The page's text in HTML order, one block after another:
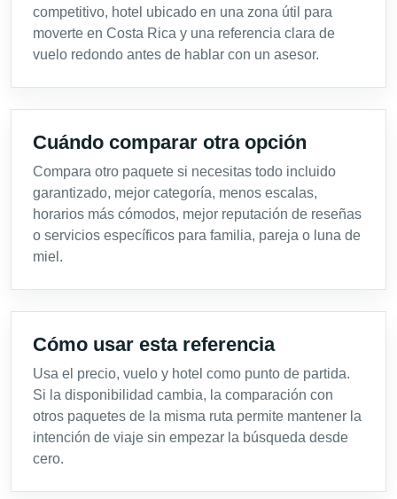
competitivo, hotel ubicado en una zona útil para
moverte en Costa Rica y una referencia clara de
vuelo redondo antes de hablar con un asesor.
Cuándo comparar otra opción
Compara otro paquete si necesitas todo incluido
garantizado, mejor categoría, menos escalas,
horarios más cómodos, mejor reputación de reseñas
o servicios específicos para familia, pareja o luna de
miel.
Cómo usar esta referencia
Usa el precio, vuelo y hotel como punto de partida.
Si la disponibilidad cambia, la comparación con
otros paquetes de la misma ruta permite mantener la
intención de viaje sin empezar la búsqueda desde
cero.